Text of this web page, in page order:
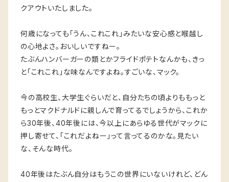
クアウトいたしました。
何歳になっても「うん、これこれ」みたいな安心感と喉越し
の心地よさ。おいしいですねー。
たぶんハンバーガーの類とかフライドポテトなんかも、きっ
と「これこれ」な味なんですよね。すごいな、マック。
今の高校生、大学生ぐらいだと、自分たちの頃よりももっと
もっとマクドナルドに親しんで育ってるでしょうから、これか
ら30年後、40年後には、今以上にあらゆる世代がマックに
押し寄せて、「これだよねー」って言ってるのかな。見たい
な、そんな時代。
40年後はたぶん自分はもうこの世界にいないけれど、どん